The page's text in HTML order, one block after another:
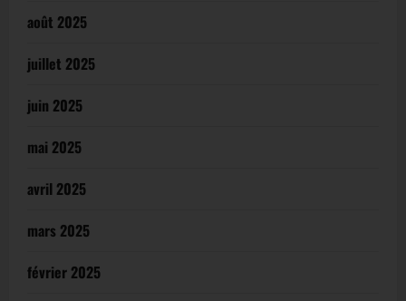
août 2025
juillet 2025
juin 2025
mai 2025
avril 2025
mars 2025
février 2025